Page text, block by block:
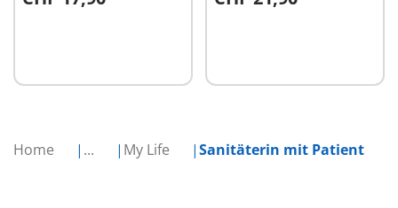
Home ... My Life Sanitäterin mit Patient
In den Warenkorb In den Warenkorb